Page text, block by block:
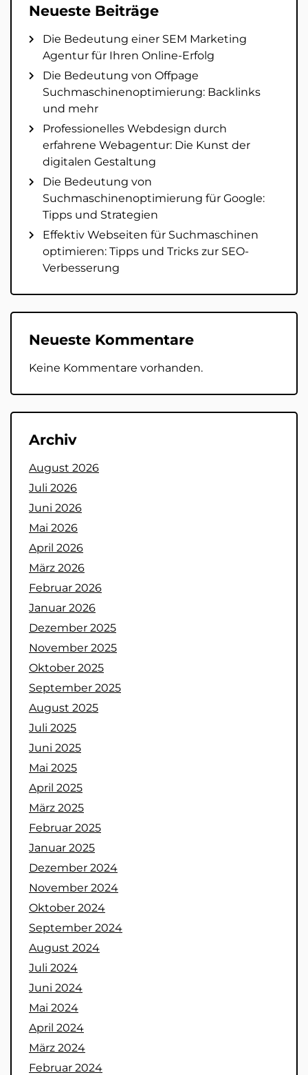
Neueste Beiträge
Die Bedeutung einer SEM Marketing
Agentur für Ihren Online-Erfolg
Die Bedeutung von Offpage
Suchmaschinenoptimierung: Backlinks
und mehr
Professionelles Webdesign durch
erfahrene Webagentur: Die Kunst der
digitalen Gestaltung
Die Bedeutung von
Suchmaschinenoptimierung für Google:
Tipps und Strategien
Effektiv Webseiten für Suchmaschinen
optimieren: Tipps und Tricks zur SEO-
Verbesserung
Neueste Kommentare
Keine Kommentare vorhanden.
Archiv
August 2026
Juli 2026
Juni 2026
Mai 2026
April 2026
März 2026
Februar 2026
Januar 2026
Dezember 2025
November 2025
Oktober 2025
September 2025
August 2025
Juli 2025
Juni 2025
Mai 2025
April 2025
März 2025
Februar 2025
Januar 2025
Dezember 2024
November 2024
Oktober 2024
September 2024
August 2024
Juli 2024
Juni 2024
Mai 2024
April 2024
März 2024
Februar 2024